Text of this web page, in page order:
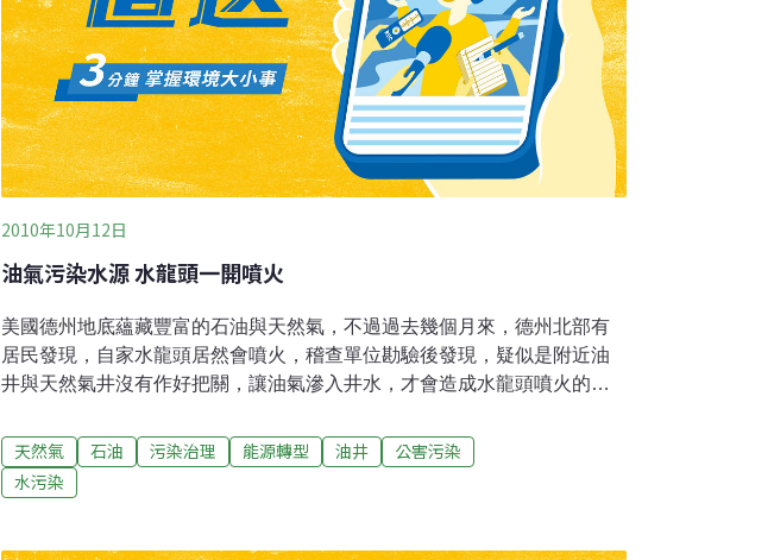
2010年10月12日
油氣污染水源 水龍頭一開噴火
美國德州地底蘊藏豐富的石油與天然氣，不過過去幾個月來，德州北部有
居民發現，自家水龍頭居然會噴火，稽查單位勘驗後發現，疑似是附近油
井與天然氣井沒有作好把關，讓油氣滲入井水，才會造成水龍頭噴火的奇
火，稽查單位調查發現，水龍頭冒火的住家水井，附近居然有天然氣井。
井水經過測試，居然被驗出含有超量的甲烷、氯化物還有汞，顯然水源已
經遭到污染，天然氣公司因此收到罰單，卻不願站出來對住戶說清楚，講
天然氣 石油 污染治理 能源轉型 油井
公害污染
水污染